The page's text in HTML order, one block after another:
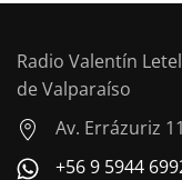
Radio Valentín
de Valparaíso
Av. Errázuriz
+56 9 5944